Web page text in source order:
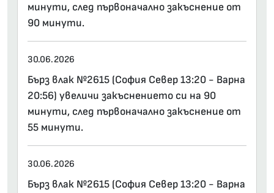
минути, след първоначално закъснение от
90 минути.
30.06.2026
Бърз влак №2615 (София Север 13:20 - Варна
20:56) увеличи закъснението си на 90
минути, след първоначално закъснение от
55 минути.
30.06.2026
Бърз влак №2615 (София Север 13:20 - Варна